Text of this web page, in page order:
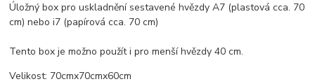
Úložný box pro uskladnění sestavené hvězdy A7 (plastová cca. 70
cm) nebo i7 (papírová cca. 70 cm)
Tento box je možno použít i pro menší hvězdy 40 cm.
Velikost: 70cmx70cmx60cm